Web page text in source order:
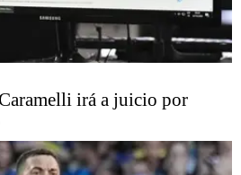
irá a juicio por